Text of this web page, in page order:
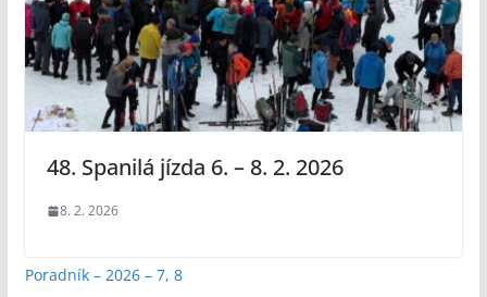
48. Spanilá jízda 6. – 8. 2. 2026
8. 2. 2026
Poradník – 2026 – 7, 8